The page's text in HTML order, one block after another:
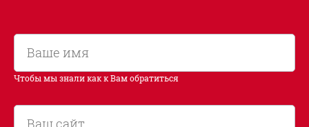
Чтобы мы знали как к Вам обратиться